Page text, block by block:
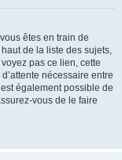
êtes en train de
de la liste des sujets,
pas ce lien, cette
nécessaire entre
également possible de
vous de le faire